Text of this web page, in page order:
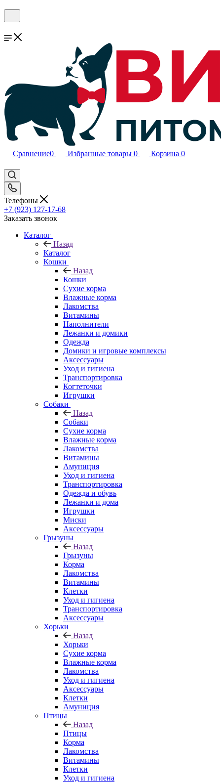
Сравнение0 Избранные товары 0 Корзина 0
Телефоны
+7 (923) 127-17-68
Заказать звонок
Каталог
Назад
Каталог
Кошки
Назад
Кошки
Сухие корма
Влажные корма
Лакомства
Витамины
Наполнители
Лежанки и домики
Одежда
Домики и игровые комплексы
Аксессуары
Уход и гигиена
Транспортировка
Когтеточки
Игрушки
Собаки
Назад
Собаки
Сухие корма
Влажные корма
Лакомства
Витамины
Амуниция
Уход и гигиена
Транспортировка
Одежда и обувь
Лежанки и дома
Игрушки
Миски
Аксессуары
Грызуны
Назад
Грызуны
Корма
Лакомства
Витамины
Клетки
Уход и гигиена
Транспортировка
Аксессуары
Хорьки
Назад
Хорьки
Сухие корма
Влажные корма
Лакомства
Уход и гигиена
Аксессуары
Клетки
Амуниция
Птицы
Назад
Птицы
Корма
Лакомства
Витамины
Клетки
Уход и гигиена